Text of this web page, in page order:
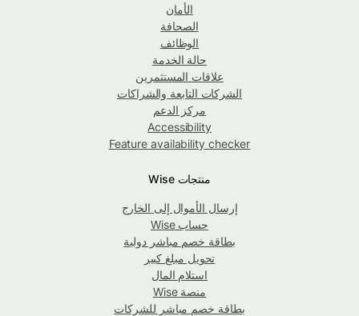
الأمان
الصحافة
الوظائف
حالة الخدمة
علاقات المستثمرين
الشركات التابعة والشراكات
مركز الدعم
Accessibility
Feature availability checker
منتجات Wise
إرسال الأموال إلى الخارج
حساب Wise
بطاقة خصم مباشر دولية
تحويل مبلغ كبير
استلام المال
منصة Wise
بطاقة خصم مباشر للشركات